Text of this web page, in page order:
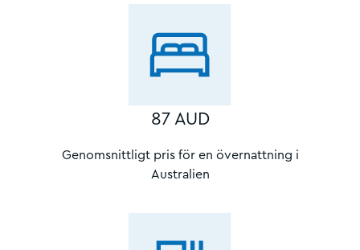
87 AUD
Genomsnittligt pris för en övernattning i
Australien